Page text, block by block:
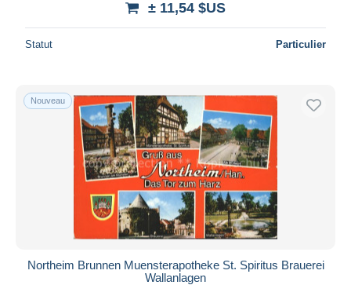
± 11,54 $US
Statut Particulier
Nouveau
Northeim Brunnen Muensterapotheke St. Spiritus Brauerei
Wallanlagen